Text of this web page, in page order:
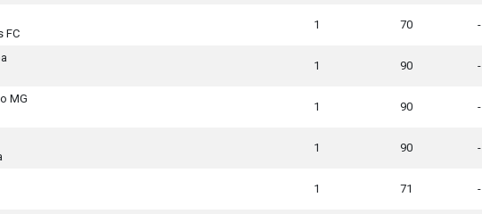
FC
1 70 -
1 90 -
MG
1 90 -
1 90 -
1 71 -